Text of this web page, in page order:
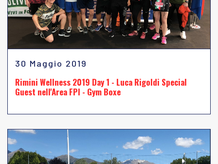
30 Maggio 2019
Rimini Wellness 2019 Day 1 - Luca Rigoldi Special
Guest nell'Area FPI - Gym Boxe